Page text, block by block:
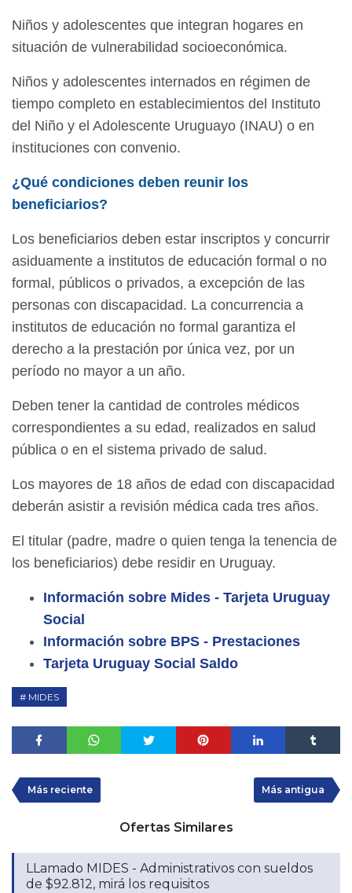
Niños y adolescentes que integran hogares en
situación de vulnerabilidad socioeconómica.
Niños y adolescentes internados en régimen de
tiempo completo en establecimientos del Instituto
del Niño y el Adolescente Uruguayo (INAU) o en
instituciones con convenio.
¿Qué condiciones deben reunir los
beneficiarios?
Los beneficiarios deben estar inscriptos y concurrir
asiduamente a institutos de educación formal o no
formal, públicos o privados, a excepción de las
personas con discapacidad. La concurrencia a
institutos de educación no formal garantiza el
derecho a la prestación por única vez, por un
período no mayor a un año.
Deben tener la cantidad de controles médicos
correspondientes a su edad, realizados en salud
pública o en el sistema privado de salud.
Los mayores de 18 años de edad con discapacidad
deberán asistir a revisión médica cada tres años.
El titular (padre, madre o quien tenga la tenencia de
los beneficiarios) debe residir en Uruguay.
Información sobre Mides - Tarjeta Uruguay
Social
Información sobre BPS - Prestaciones
Tarjeta Uruguay Social Saldo
MIDES
Más reciente Más antigua
Ofertas Similares
LLamado MIDES - Administrativos con sueldos
de $92.812, mirá los requisitos